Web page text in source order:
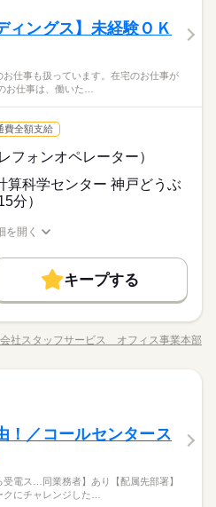
ィングス】未経験ＯＫ
仕事も扱っています。在宅のお仕事が
お仕事は、働いた…
費全額支給
フォンオペレーター）
算科学センター 神戸どうぶ
分）
フォンオペレーター）
たいお仕事の内容】 問い合わせ
案内）、専用システムへの入力
。 在宅のお仕事があるエリアも
ください♪
を開く
キープする
/応募資格 給与/時間/休日
フォンオペレーター）
き方の相談可能！ご応募お待ち
いお仕事の内容】 問い合わせ
案内）、専用システムへの入力
のお仕事のほかにも 電話なしの
使う事務、 大学やコールセンタ
。 在宅のお仕事があるエリアも
続きを読む
社スタッフサービス オフィス事業本部
！／コールセンタース
受電ス…同業務者】あり【配属先部署】
にチャレンジした…